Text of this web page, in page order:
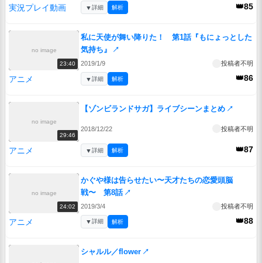
実況プレイ動画 👑85
▼詳細 解析
no image
23:40
私に天使が舞い降りた！ 第1話『もにょっとした
気持ち』
↗
2019/1/9 投稿者不明
アニメ 👑86
▼詳細 解析
no image
29:46
【ゾンビランドサガ】ライブシーンまとめ ↗
2018/12/22 投稿者不明
アニメ 👑87
▼詳細 解析
no image
24:02
かぐや様は告らせたい〜天才たちの恋愛頭脳
戦〜 第8話 ↗
2019/3/4 投稿者不明
アニメ 👑88
▼詳細 解析
シャルル／flower ↗